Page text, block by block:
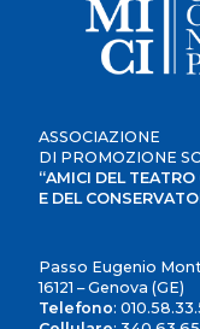
ASSOCIAZIONE
DI PROMOZIONE
“AMICI DEL TEATRO
E DEL
Passo Eugenio
16121 – Genova (GE)
Telefono: